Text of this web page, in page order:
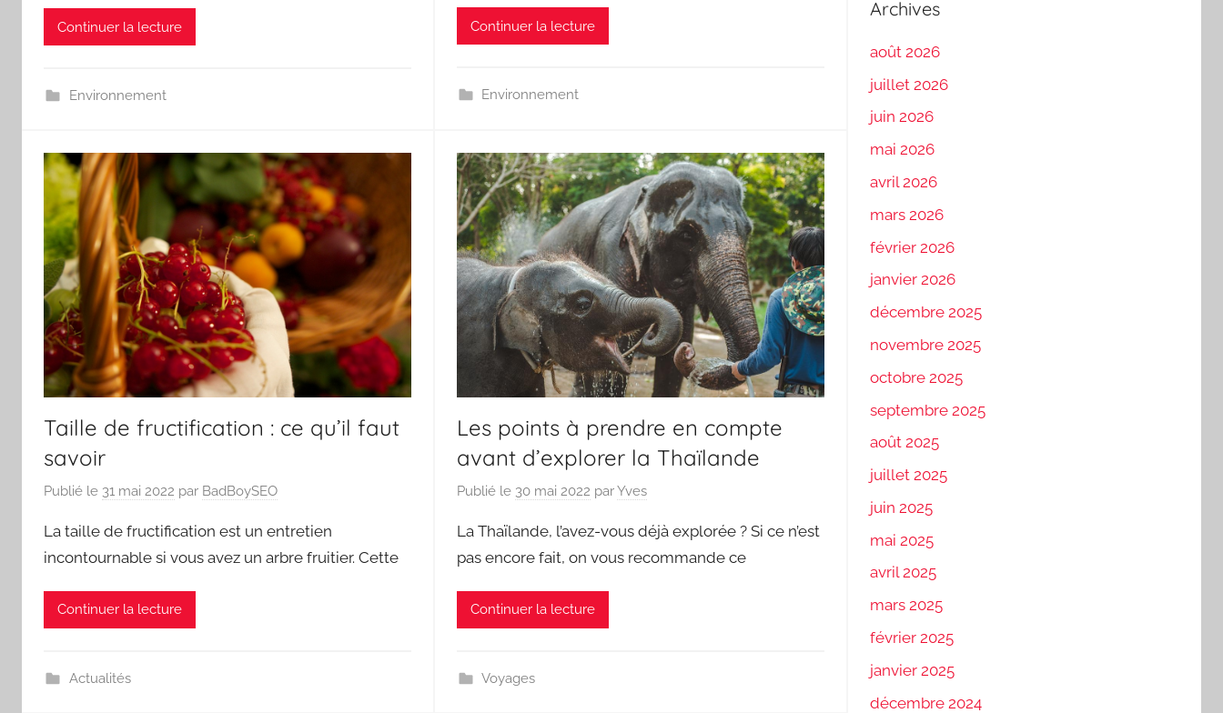
Continuer la lecture
Environnement
Continuer la lecture
Environnement
Taille de fructification : ce qu’il faut
savoir
Publié le 31 mai 2022 par BadBoySEO
La taille de fructification est un entretien
incontournable si vous avez un arbre fruitier. Cette
Continuer la lecture
Actualités
Les points à prendre en compte
avant d’explorer la Thaïlande
Publié le 30 mai 2022 parYves
La Thaïlande, l’avez-vous déjà explorée ? Si ce n’est
pas encore fait, on vous recommande ce
Continuer la lecture
Voyages
Archives
août 2026
juillet 2026
juin 2026
mai 2026
avril 2026
mars 2026
février 2026
janvier 2026
décembre 2025
novembre 2025
octobre 2025
septembre 2025
août 2025
juillet 2025
juin 2025
mai 2025
avril 2025
mars 2025
février 2025
janvier 2025
décembre 2024